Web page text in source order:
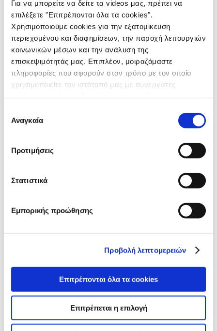
Για να μπορείτε να δείτε τα videos μας, πρέπει να
επιλέξετε "Επιτρέπονται όλα τα cookies".
Χρησιμοποιούμε cookies για την εξατομίκευση
περιεχομένου και διαφημίσεων, την παροχή λειτουργιών
κοινωνικών μέσων και την ανάλυση της
επισκεψιμότητάς μας. Επιπλέον, μοιραζόμαστε
πληροφορίες που αφορούν στον τρόπο με τον οποίο
χρησιμοποιείτε τον ιστότοπό μας με συνεργάτες
πληροφορίες που τους έχετε παραχωρήσει ή τις οποίες
έχουν συλλέξει σε σχέση με την από μέρους σας χρήση
συγκατάθεσης
Αναγκαία
Προτιμήσεις
Στατιστικά
Εμπορικής προώθησης
Προβολή λεπτομερειών
Επιτρέπονται όλα τα cookies
Επιτρέπεται η επιλογή
ΤΑΙΝΙΕΣ
ΤΥΠΟΣ
ΡΑΔΙΟΦΩΝΟ
ΑΦΙΣΕΣ
DIGITAL
2021
ΑΛΛΑΤΙΝΗ
DIGESTIVE
ΜΕ
ΛΑΝΣΑΡΙΣΜΑ
ΠΡΟÏΟΝΤΩΝ
ΜΠΙΣΚΟΤΑ
ΥΠΕΡΠΑΡΑΓΩΓΗ!